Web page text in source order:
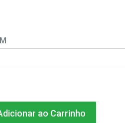
ao Carrinho